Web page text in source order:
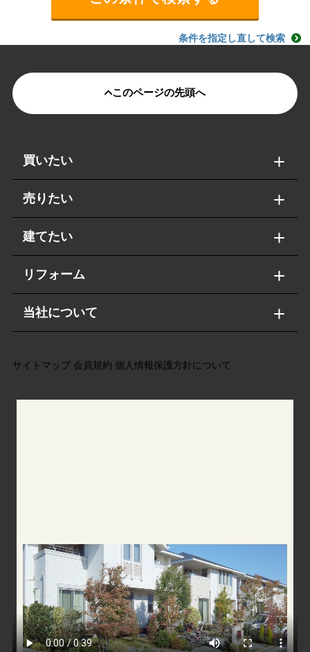
条件を指定し直して検索
このページの先頭へ
買いたい
売りたい
建てたい
リフォーム
当社について
サイトマップ 会員規約 個人情報保護方針について